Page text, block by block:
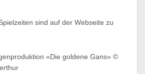
sind auf der Webseite zu